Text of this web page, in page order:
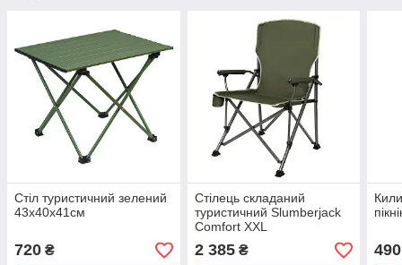
Стіл туристичний зелений
43х40х41см
720 ₴
Стілець складаний
туристичний Slumberjack
Comfort XXL
2 385₴ 490